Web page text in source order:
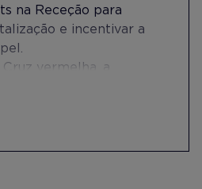
na Receção para
e incentivar a
vermelha, a
e a Fundación Don